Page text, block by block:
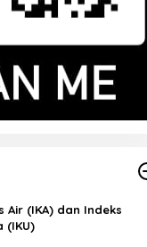
Air (IKA) dan Indeks
(IKU)